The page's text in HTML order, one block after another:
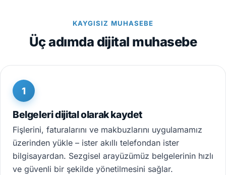
KAYGISIZ MUHASEBE
Üç adımda dijital muhasebe
1
Belgeleri dijital olarak kaydet
Fişlerini, faturalarını ve makbuzlarını uygulamamız
üzerinden yükle – ister akıllı telefondan ister
bilgisayardan. Sezgisel arayüzümüz belgelerinin hızlı
ve güvenli bir şekilde yönetilmesini sağlar.